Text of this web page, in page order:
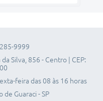
9999
Silva, 856 - Centro | CEP:
feira das 08 às 16 horas
Guaraci - SP